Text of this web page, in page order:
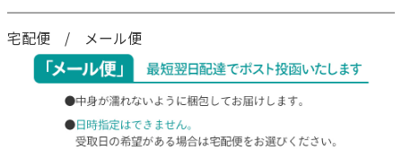
宅配便 / メール便